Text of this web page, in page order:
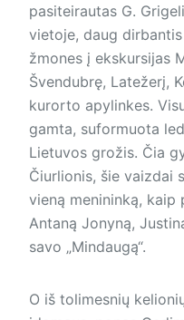
pasiteirautas G.
vietoje, daug
žmones į ekskursijas
Švendubrę, Latežerį,
kurorto apylinkes.
gamta, suformuota
Lietuvos grožis. Čia
Čiurlionis, šie vaizdai
vieną menininką, kaip
Antaną Jonyną,
savo „Mindaugą“.
O iš tolimesnių